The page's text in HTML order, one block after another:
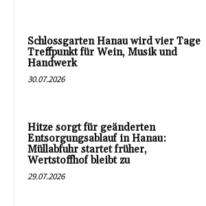
Schlossgarten Hanau wird vier Tage
Treffpunkt für Wein, Musik und
Handwerk
30.07.2026
Hitze sorgt für geänderten
Entsorgungsablauf in Hanau:
Müllabfuhr startet früher,
Wertstoffhof bleibt zu
29.07.2026